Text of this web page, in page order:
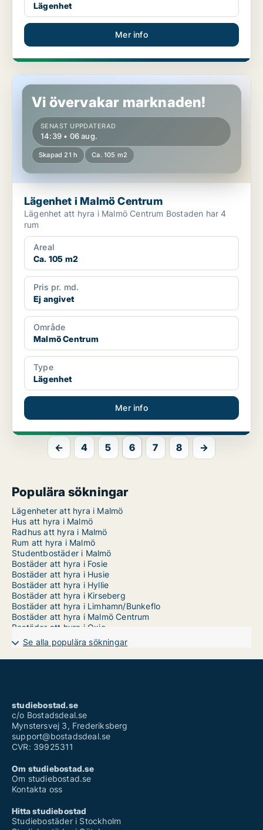
Lägenhet
Mer info
Lägenhet i Malmö Centrum
Vi övervakar marknaden!
SENAST UPPDATERAD
14:39 • 06 aug.
Skapad 21 h Ca. 105 m2
Lägenhet i Malmö Centrum
Lägenhet att hyra i Malmö Centrum Bostaden har 4
rum
Areal
Ca. 105 m2
Pris pr. md.
Ej angivet
Område
Malmö Centrum
Type
Lägenhet
Mer info
← 4 5 6 7 8 →
Populära sökningar
Lägenheter att hyra i Malmö
Hus att hyra i Malmö
Radhus att hyra i Malmö
Rum att hyra i Malmö
Studentbostäder i Malmö
Bostäder att hyra i Fosie
Bostäder att hyra i Husie
Bostäder att hyra i Hyllie
Bostäder att hyra i Kirseberg
Bostäder att hyra i Limhamn/Bunkeflo
Bostäder att hyra i Malmö Centrum
Bostäder att hyra i Oxie
Bostäder att hyra i Rosengård
Bostäder att hyra i Sofielund
Se alla populära sökningar
studiebostad.se
c/o Bostadsdeal.se
Mynstersvej 3, Frederiksberg
support@bostadsdeal.se
CVR: 39925311
Om studiebostad.se
Om studiebostad.se
Kontakta oss
Hitta studiebostad
Studiebostäder i Stockholm